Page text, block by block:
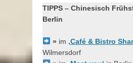
TIPPS – Chinesisch
Berlin
» im ‚Café & Bistro
Wilmersdorf